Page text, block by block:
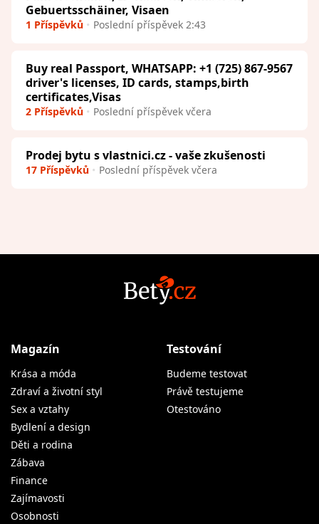
Gebuertsschäiner, Visaen
1 Příspěvků Poslední příspěvek 2:43
Buy real Passport, WHATSAPP: +1 (725) 867-9567
driver's licenses, ID cards, stamps,birth
certificates,Visas
2 Příspěvků Poslední příspěvek včera
Prodej bytu s vlastnici.cz - vaše zkušenosti
17 Příspěvků Poslední příspěvek včera
Magazín
Krása a móda
Zdraví a životní styl
Sex a vztahy
Bydlení a design
Děti a rodina
Zábava
Finance
Zajímavosti
Osobnosti
Testování
Budeme testovat
Právě testujeme
Otestováno